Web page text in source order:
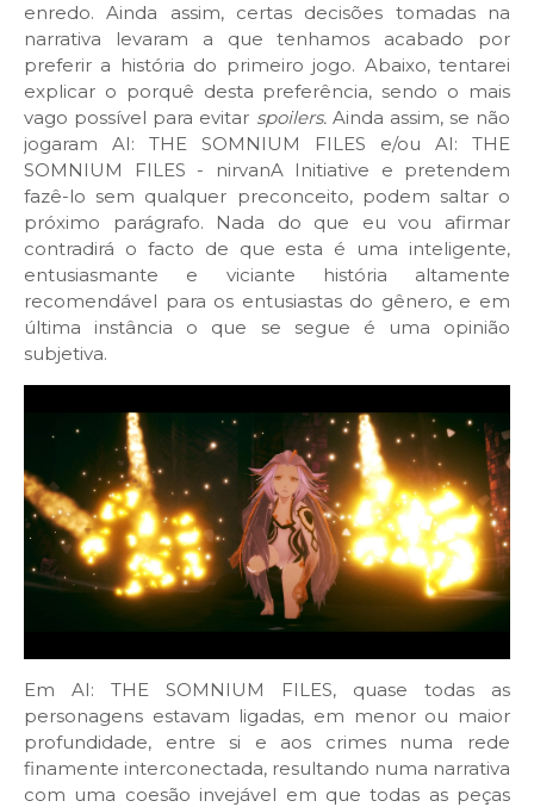
enredo. Ainda assim, certas decisões tomadas na
narrativa levaram a que tenhamos acabado por
preferir a história do primeiro jogo. Abaixo, tentarei
explicar o porquê desta preferência, sendo o mais
vago possível para evitar spoilers.Ainda assim, se não
jogaram AI: THE SOMNIUM FILES e/ou AI: THE
SOMNIUM FILES - nirvanA Initiative e pretendem
fazê-lo sem qualquer preconceito, podem saltar o
próximo parágrafo. Nada do que eu vou afirmar
contradirá o facto de que esta é uma inteligente,
entusiasmante e viciante história altamente
recomendável para os entusiastas do gênero, e em
última instância o que se segue é uma opinião
subjetiva.
Em AI: THE SOMNIUM FILES, quase todas as
personagens estavam ligadas, em menor ou maior
profundidade, entre si e aos crimes numa rede
finamente interconectada, resultando numa narrativa
com uma coesão invejável em que todas as peças